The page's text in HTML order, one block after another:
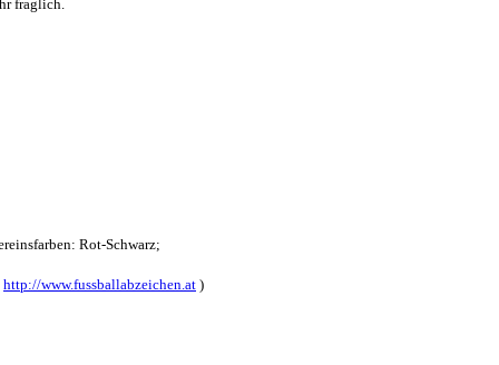
fraglich.
Rot-Schwarz;
http://www.fussballabzeichen.at )